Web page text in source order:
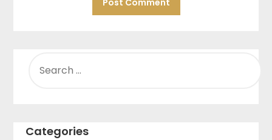
FOR:
Categories